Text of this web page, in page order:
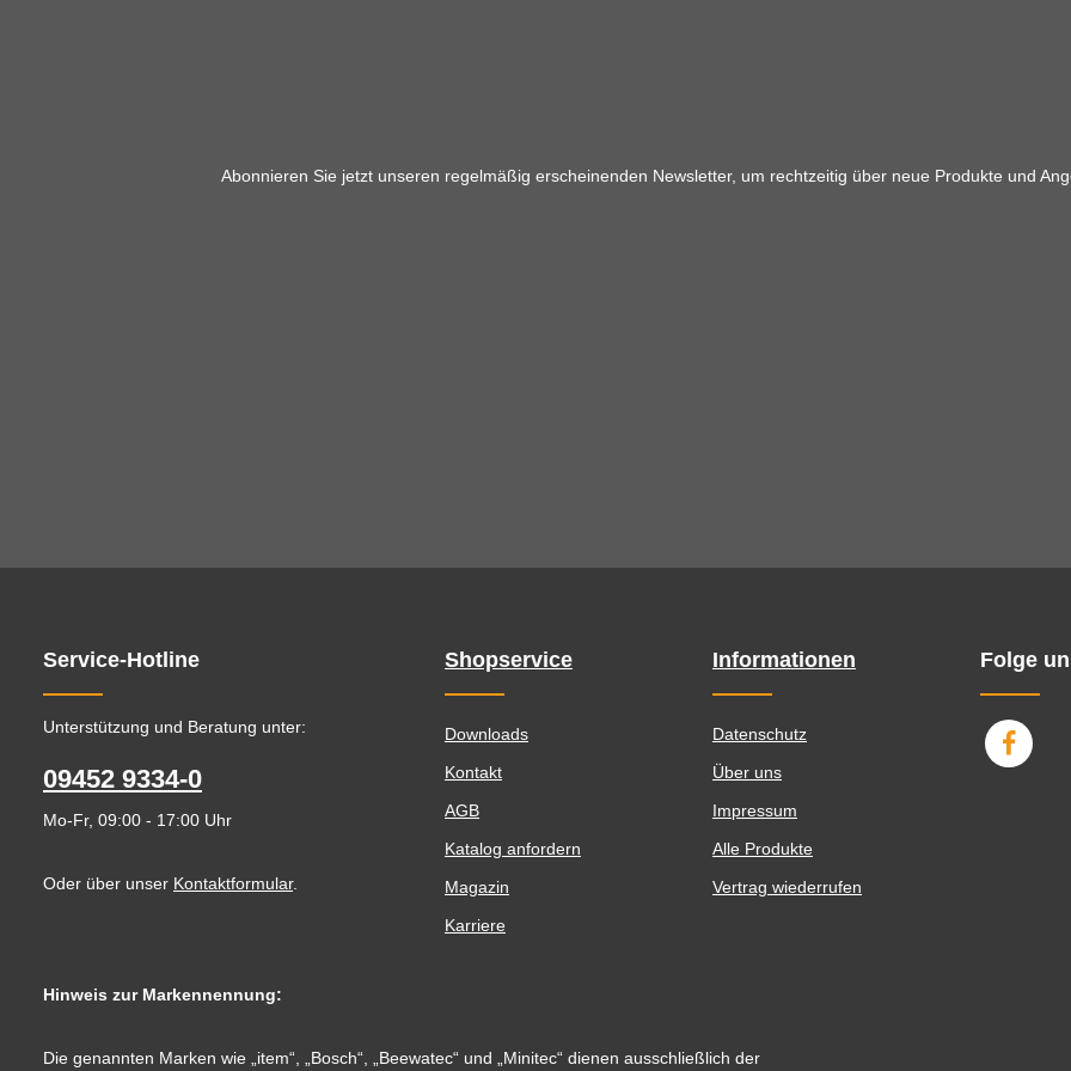
Abonnieren Sie jetzt unseren regelmäßig erscheinenden Newsletter, um rechtzeitig über neue Produkte und
Service-Hotline
Unterstützung und Beratung unter:
09452 9334-0
Mo-Fr, 09:00 - 17:00 Uhr
Oder über unser Kontaktformular.
Shopservice
Downloads
Kontakt
AGB
Katalog anfordern
Magazin
Karriere
Informationen
Datenschutz
Über uns
Impressum
Alle Produkte
Vertrag wiederrufen
Folge
Hinweis zur Markennennung:
Die genannten Marken wie „item“, „Bosch“, „Beewatec“ und „Minitec“ dienen ausschließlich der